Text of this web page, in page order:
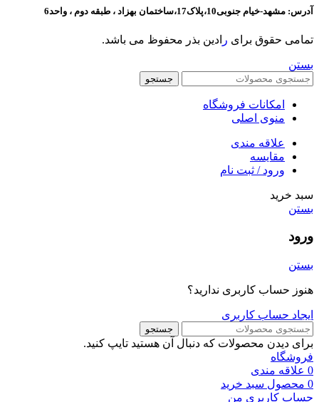
آدرس: مشهد-خیام جنوبی10،پلاک17،ساختمان بهزاد ، طبقه دوم ، واحد6
تمامی حقوق برای ر ادین بذر محفوظ می باشد.
بستن
جستجو
امکانات فروشگاه
منوی اصلی
علاقه مندی
مقایسه
ورود / ثبت نام
سبد خرید
بستن
ورود
بستن
هنوز حساب کاربری ندارید؟
ایجاد حساب کاربری
جستجو
برای دیدن محصولات که دنبال آن هستید تایپ کنید.
فروشگاه
0 علاقه مندی
0 محصول سبد خرید
حساب کاربری من